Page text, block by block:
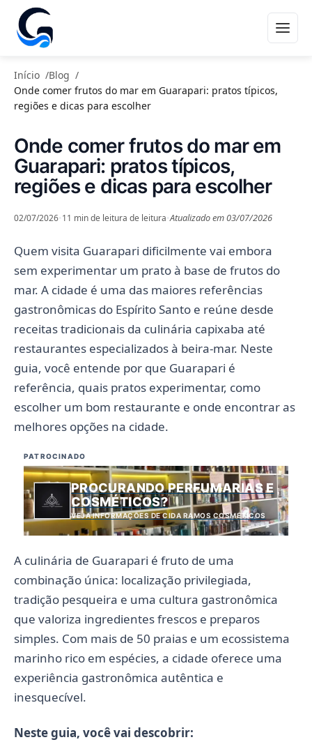
Início
Blog
Onde comer frutos do mar em Guarapari: pratos típicos,
regiões e dicas para escolher
GASTRONOMIA
Onde comer frutos do mar em
Guarapari: pratos típicos,
regiões e dicas para escolher
02/07/2026•11 min de leitura de leitura•Atualizado em 03/07/2026
Quem visita Guarapari dificilmente vai embora
sem experimentar um prato à base de frutos do
mar. A cidade é uma das maiores referências
gastronômicas do Espírito Santo e reúne desde
receitas tradicionais da culinária capixaba até
restaurantes especializados à beira-mar. Neste
guia, você entende por que Guarapari é
referência, quais pratos experimentar, como
escolher um bom restaurante e onde encontrar as
melhores opções na cidade.
PATROCINADO
PROCURANDO PERFUMARIAS E
COSMÉTICOS?
VEJA INFORMAÇÕES DE CIDA RAMOS COSMÉTICOS
A culinária de Guarapari é fruto de uma
combinação única: localização privilegiada,
tradição pesqueira e uma cultura gastronômica
que valoriza ingredientes frescos e preparos
simples. Com mais de 50 praias e um ecossistema
marinho rico em espécies, a cidade oferece uma
experiência gastronômica autêntica e
inesquecível.
Neste guia, você vai descobrir: